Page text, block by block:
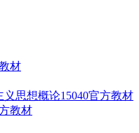
材
思想概论15040官方教材
教材